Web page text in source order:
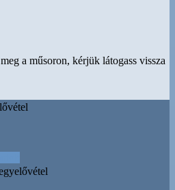
a műsoron, kérjük látogass vissza